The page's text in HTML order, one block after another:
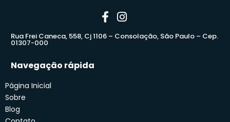
Rua Frei Caneca, 558, Cj 1106 – Consolação, São Paulo – Cep.
01307-000
Navegação rápida
Página Inicial
Sobre
Blog